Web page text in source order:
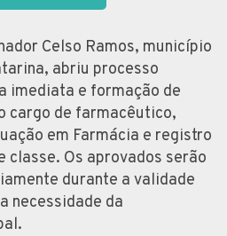
Celso Ramos, município
abriu processo
imediata e formação de
cargo de farmacêutico,
em Farmácia e registro
classe. Os aprovados serão
durante a validade
necessidade da